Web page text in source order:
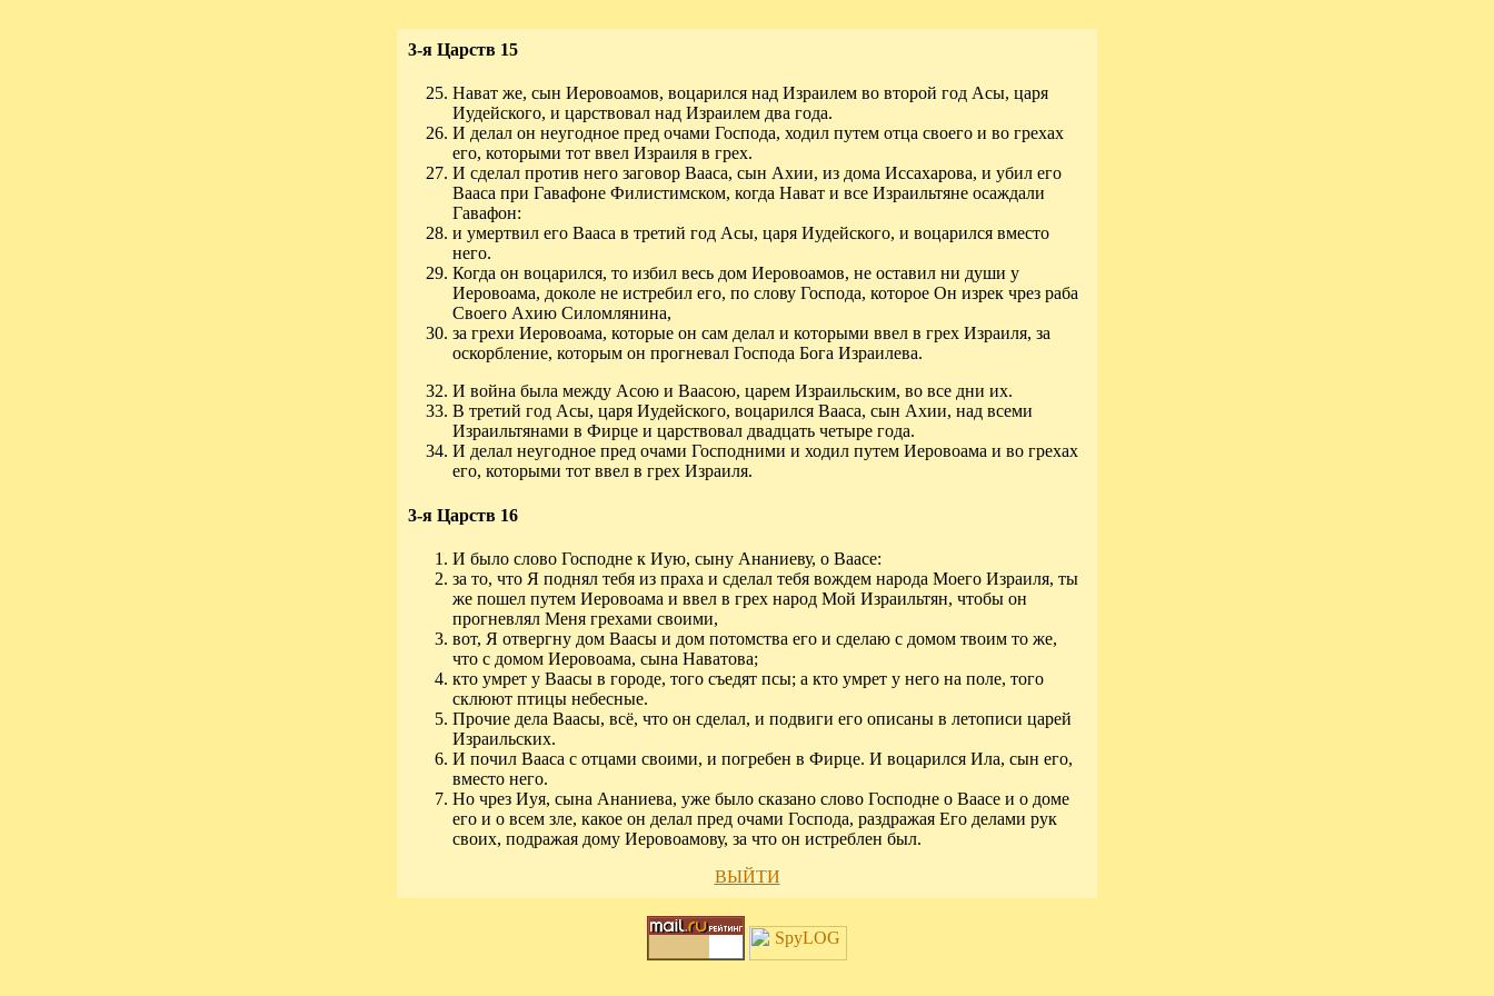
3-я Царств 15
Нават же, сын Иеровоамов, воцарился над Израилем во второй год Асы, царя
Иудейского, и царствовал над Израилем два года.
И делал он неугодное пред очами Господа, ходил путем отца своего и во грехах
его, которыми тот ввел Израиля в грех.
И сделал против него заговор Вааса, сын Ахии, из дома Иссахарова, и убил его
Вааса при Гавафоне Филистимском, когда Нават и все Израильтяне осаждали
Гавафон:
и умертвил его Вааса в третий год Асы, царя Иудейского, и воцарился вместо
него.
Когда он воцарился, то избил весь дом Иеровоамов, не оставил ни души у
Иеровоама, доколе не истребил его, по слову Господа, которое Он изрек чрез раба
Своего Ахию Силомлянина,
за грехи Иеровоама, которые он сам делал и которыми ввел в грех Израиля, за
оскорбление, которым он прогневал Господа Бога Израилева.
И война была между Асою и Ваасою, царем Израильским, во все дни их.
В третий год Асы, царя Иудейского, воцарился Вааса, сын Ахии, над всеми
Израильтянами в Фирце и царствовал двадцать четыре года.
И делал неугодное пред очами Господними и ходил путем Иеровоама и во грехах
его, которыми тот ввел в грех Израиля.
3-я Царств 16
И было слово Господне к Иую, сыну Ананиеву, о Ваасе:
за то, что Я поднял тебя из праха и сделал тебя вождем народа Моего Израиля, ты
же пошел путем Иеровоама и ввел в грех народ Мой Израильтян, чтобы он
прогневлял Меня грехами своими,
вот, Я отвергну дом Ваасы и дом потомства его и сделаю с домом твоим то же,
что с домом Иеровоама, сына Наватова;
кто умрет у Ваасы в городе, того съедят псы; а кто умрет у него на поле, того
склюют птицы небесные.
Прочие дела Ваасы, всё, что он сделал, и подвиги его описаны в летописи царей
Израильских.
И почил Вааса с отцами своими, и погребен в Фирце. И воцарился Ила, сын его,
вместо него.
Но чрез Иуя, сына Ананиева, уже было сказано слово Господне о Ваасе и о доме
его и о всем зле, какое он делал пред очами Господа, раздражая Его делами рук
своих, подражая дому Иеровоамову, за что он истреблен был.
ВЫЙТИ